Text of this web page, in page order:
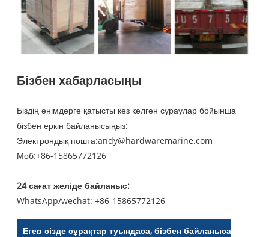
Бізбен хабарласыңы
Біздің өнімдерге қатысты кез келген сұраулар бойынша
бізбен еркін байланысыңыз:
Электрондық пошта:andy@hardwaremarine.com
Моб:+86-15865772126
24 сағат желіде байланыс:
WhatsApp/wechat: +86-15865772126
Егер сізде сұрақтар туындаса, бізбен байланыса